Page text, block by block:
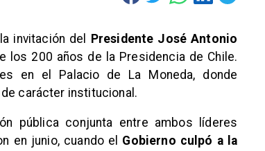
invitación del Presidente José Antonio
los 200 años de la Presidencia de Chile.
en el Palacio de La Moneda, donde
carácter institucional.
pública conjunta entre ambos líderes
en junio, cuando el Gobierno culpó a la